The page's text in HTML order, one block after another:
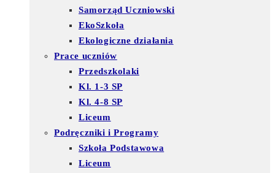
Samorząd Uczniowski
EkoSzkoła
Ekologiczne działania
Prace uczniów
Przedszkolaki
Kl. 1-3 SP
Kl. 4-8 SP
Liceum
Podręczniki i Programy
Szkoła Podstawowa
Liceum